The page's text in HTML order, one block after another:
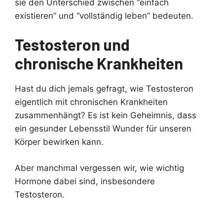
sie den Unterschied zwischen “einfach
existieren” und “vollständig leben” bedeuten.
Testosteron und
chronische Krankheiten
Hast du dich jemals gefragt, wie Testosteron
eigentlich mit chronischen Krankheiten
zusammenhängt? Es ist kein Geheimnis, dass
ein gesunder Lebensstil Wunder für unseren
Körper bewirken kann.
Aber manchmal vergessen wir, wie wichtig
Hormone dabei sind, insbesondere
Testosteron.